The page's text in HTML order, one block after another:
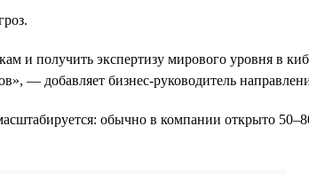
и получить экспертизу мирового уровня в
— добавляет бизнес-руководитель
обычно в компании открыто